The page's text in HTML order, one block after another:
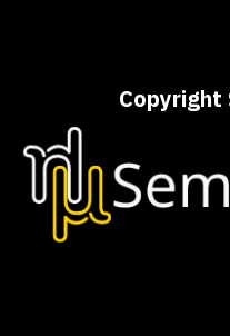
Copyright